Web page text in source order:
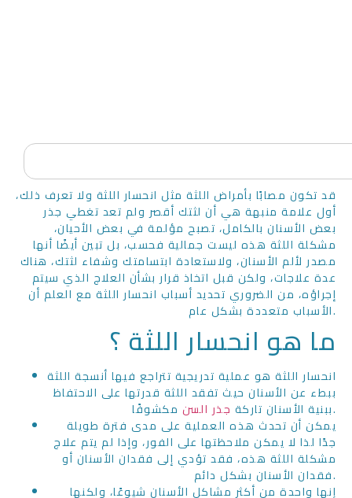
قد تكون مصابًا بأمراض اللثة مثل انحسار اللثة ولا تعرف ذلك،
أول علامة منبهة هي أن لثتك أقصر ولم تعد تغطي جذر
بعض الأسنان بالكامل، تصبح مؤلمة في بعض الأحيان،
مشكلة اللثة هذه ليست جمالية فحسب، بل تبين أيضًا أنها
مصدر لألم الأسنان، ولاستعادة ابتسامتك وشفاء لثتك، هناك
عدة علاجات، ولكن قبل اتخاذ قرار بشأن العلاج الذي سيتم
إجراؤه، من الضروري تحديد أسباب انحسار اللثة مع العلم أن
الأسباب متعددة بشكل عام.
ما هو انحسار اللثة ؟
انحسار اللثة هو عملية تدريجية تتراجع فيها أنسجة اللثة
ببطء عن الأسنان حيث تفقد اللثة قدرتها على الاحتفاظ
ببنية الأسنان تاركة جذر الس
ن مكشوفًا.
يمكن أن تحدث هذه العملية على مدى فترة طويلة
جدًا لذا لا يمكن ملاحظتها على الفور، وإذا لم يتم علاج
مشكلة اللثة هذه، فقد تؤدي إلى فقدان الأسنان أو
فقدان الأسنان بشكل دائم.
إنها واحدة من أكثر مشاكل الأسنان شيوعًا، ولكنها